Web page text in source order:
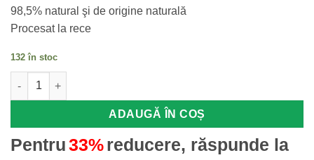
98,5% natural şi de origine naturală
Procesat la rece
132 în stoc
Cantitate Șampon cu aloe si brusture pentru păr uscat 250 ml
ADAUGĂ ÎN COȘ
Pentru33%reducere, răspunde la